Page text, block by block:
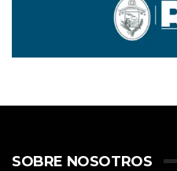
SOBRE NOSOTROS